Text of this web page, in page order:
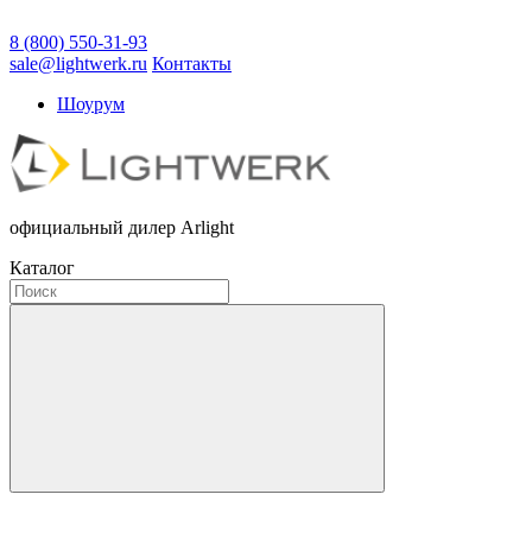
8 (800) 550-31-93
sale@lightwerk.ru Контакты
Шоурум
официальный дилер Arlight
Каталог